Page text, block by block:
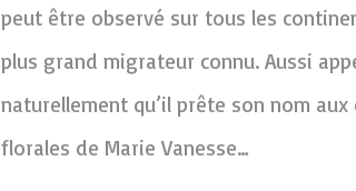
peut être observé sur tous les
plus grand migrateur connu. Aussi
naturellement qu’il prête son nom
florales de Marie Vanesse…